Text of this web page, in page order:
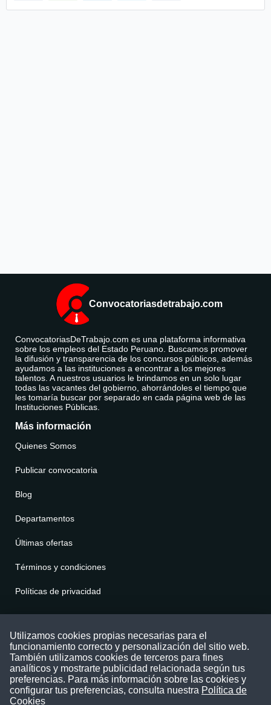
Convocatoriasdetrabajo.com
ConvocatoriasDeTrabajo.com es una plataforma informativa
sobre los empleos del Estado Peruano. Buscamos promover
la difusión y transparencia de los concursos públicos, además
ayudamos a las instituciones a encontrar a los mejores
talentos. A nuestros usuarios le brindamos en un solo lugar
todas las vacantes del gobierno, ahorrándoles el tiempo que
les tomaría buscar por separado en cada página web de las
Instituciones Públicas.
Más información
Quienes Somos
Publicar convocatoria
Blog
Departamentos
Últimas ofertas
Términos y condiciones
Políticas de privacidad
Puede comunicarse con nosotros a través
nuestras redes sociales o del correo:
contacto@convocatoriasdetrabajo.com
Siguenos en:
Utilizamos cookies propias necesarias para el
funcionamiento correcto y personalización del sitio web.
También utilizamos cookies de terceros para fines
analíticos y mostrarte publicidad relacionada según tus
preferencias. Para más información sobre las cookies y
configurar tus preferencias, consulta nuestra Política de
Cookies